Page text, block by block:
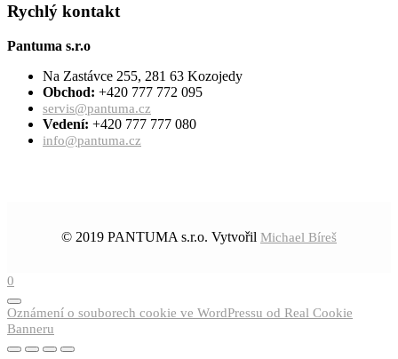
Rychlý kontakt
Pantuma s.r.o
Na Zastávce 255, 281 63 Kozojedy
Obchod: +420 777 772 095
servis@pantuma.cz
Vedení: +420 777 777 080
info@pantuma.cz
© 2019 PANTUMA s.r.o. Vytvořil Michael Bíreš
0
Oznámení o souborech cookie ve WordPressu od Real Cookie
Banneru